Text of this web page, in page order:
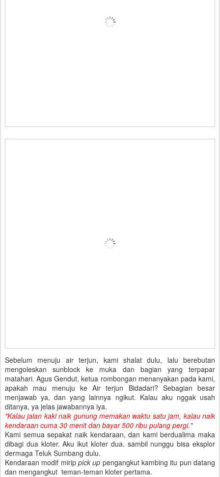
Sebelum menuju air terjun, kami shalat dulu, lalu berebutan
mengoleskan sunblock ke muka dan bagian yang terpapar
matahari. Agus Gendut, ketua rombongan menanyakan pada kami,
apakah mau menuju ke Air terjun Bidadari? Sebagian besar
menjawab ya, dan yang lainnya ngikut. Kalau aku nggak usah
ditanya, ya jelas jawabannya iya.
"Kalau jalan kaki naik gunung memakan waktu satu jam, kalau naik
kendaraan cuma 30 menit dan bayar 500 ribu pulang pergi."
Kami semua sepakat naik kendaraan, dan kami berdualima maka
dibagi dua kloter. Aku ikut kloter dua. sambil nunggu bisa eksplor
dermaga Teluk Sumbang dulu.
Kendaraan modif mirip pick up pengangkut kambing itu pun datang
dan mengangkut teman-teman kloter pertama.